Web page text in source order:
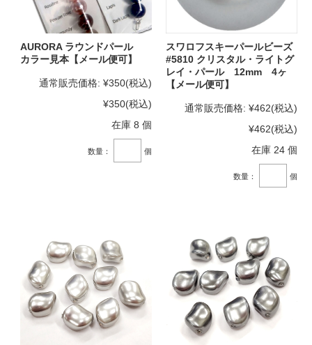
AURORA ラウンドパール
カラー見本【メール便可】
通常販売価格: ¥350(税込)
¥350(税込)
在庫 8 個
数量： 個
スワロフスキーパールビーズ
#5810 クリスタル・ライトグ
レイ・パール 12mm 4ヶ
【メール便可】
通常販売価格: ¥462(税込)
¥462(税込)
在庫 24 個
数量： 個